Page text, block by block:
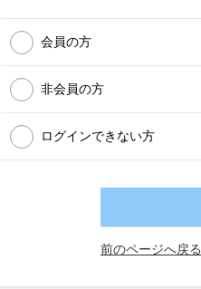
会員の方
非会員の方
ログインできない方
前のページへ戻る